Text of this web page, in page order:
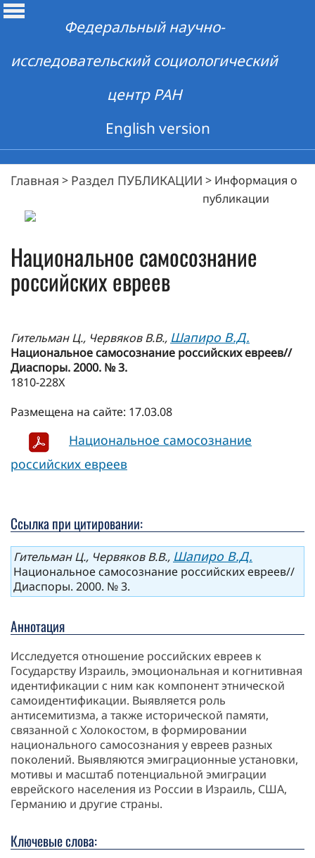
Федеральный научно-
исследовательский социологический
центр РАН
English version
Главная > Раздел ПУБЛИКАЦИИ > Информация о
публикации
Национальное самосознание
российских евреев
Гительман Ц., Червяков В.В., Шапиро В.Д.
Национальное самосознание российских евреев//
Диаспоры. 2000. № 3.
1810-228Х
Размещена на сайте: 17.03.08
Национальное самосознание
российских евреев
Ссылка при цитировании:
Гительман Ц., Червяков В.В., Шапиро В.Д.
Национальное самосознание российских евреев//
Диаспоры. 2000. № 3.
Аннотация
Исследуется отношение российских евреев к
Государству Израиль, эмоциональная и когнитивная
идентификации с ним как компонент этнической
самоидентификации. Выявляется роль
антисемитизма, а также исторической памяти,
связанной с Холокостом, в формировании
национального самосознания у евреев разных
поколений. Выявляются эмиграционные установки,
мотивы и масштаб потенциальной эмиграции
еврейского населения из России в Израиль, США,
Германию и другие страны.
Ключевые слова: